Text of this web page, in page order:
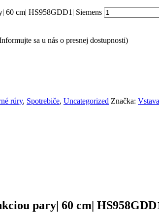
60 cm| HS958GDD1| Siemens
sa u nás o presnej dostupnosti)
rúry, Spotrebiče, Uncategorized Značka:
pary| 60 cm|